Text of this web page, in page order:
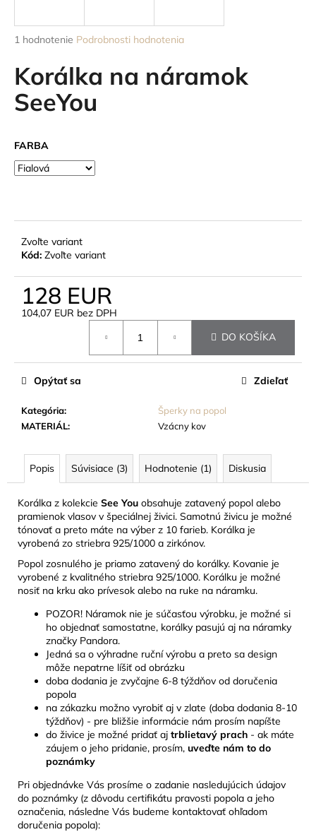
Priemerné
produktu
je
5,0
z
1 hodnotenie Podrobnosti hodnotenia
Korálka na náramok
SeeYou
FARBA
Zvoľte variant
Kód: Zvoľte variant
128 EUR
104,07 EUR bez DPH
DO KOŠÍKA
Kategória:
Šperky na popol
MATERIÁL: Vzácny kov
Opýtať sa Zdieľať
Popis Súvisiace (3) Hodnotenie (1) Diskusia
Korálka z kolekcie See You obsahuje zatavený popol alebo
pramienok vlasov v špeciálnej živici. Samotnú živicu je možné
tónovať a preto máte na výber z 10 farieb. Korálka je
vyrobená zo striebra 925/1000 a zirkónov.
Popol zosnulého je priamo zatavený do korálky. Kovanie je
vyrobené z kvalitného striebra 925/1000. Korálku je možné
nosiť na krku ako prívesok alebo na ruke na náramku.
POZOR! Náramok nie je súčasťou výrobku, je možné si
ho objednať samostatne, korálky pasujú aj na náramky
značky Pandora.
Jedná sa o výhradne ruční výrobu a preto sa design
môže nepatrne líšiť od obrázku
doba dodania je zvyčajne 6-8 týždňov od doručenia
popola
na zákazku možno vyrobiť aj v zlate (doba dodania 8-10
týždňov) - pre bližšie informácie nám prosím napíšte
do živice je možné pridať aj trblietavý prach - ak máte
záujem o jeho pridanie, prosím, uveďte nám to do
poznámky
Pri objednávke Vás prosíme o zadanie nasledujúcich údajov
do poznámky (z dôvodu certifikátu pravosti popola a jeho
označenia, následne Vás budeme kontaktovať ohľadom
doručenia popola):
j
ť
?
HĽADAŤ
O
d
p
o
e
TABUĽKA
NA
HROBOVÝ
EUR